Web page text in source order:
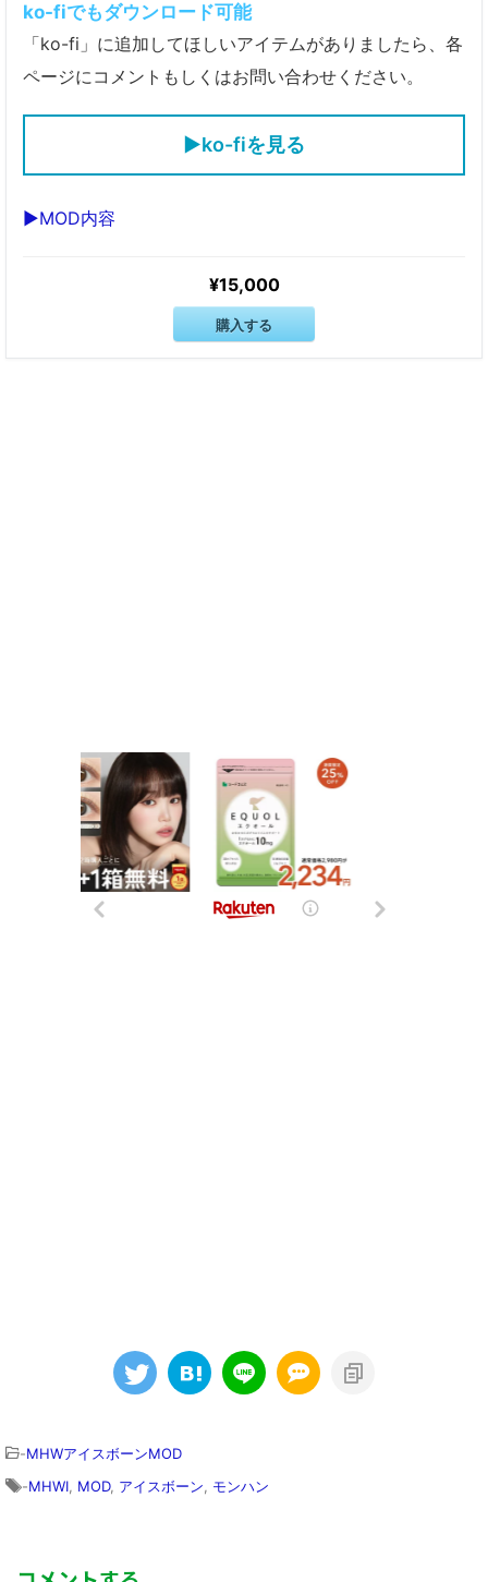
ko-fiでもダウンロード可能
「ko-fi」に追加してほしいアイテムがありましたら、各
ページにコメントもしくはお問い合わせください。
▶ko-fiを見る
▶MOD内容
¥15,000
購入する
-MHWアイスボーンMOD
-MHWI MOD, アイスボーン モンハン